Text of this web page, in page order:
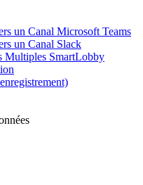
un Canal Microsoft Teams
un Canal Slack
Multiples SmartLobby